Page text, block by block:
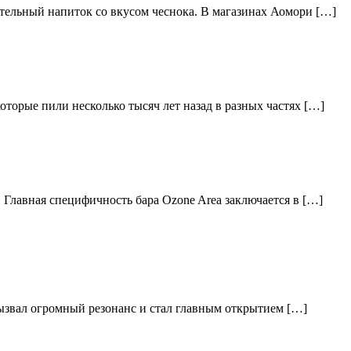
напиток со вкусом чеснока. В магазинах Аомори […]
пили несколько тысяч лет назад в разных частях […]
специфичность бара Ozone Area заключается в […]
огромный резонанс и стал главным открытием […]